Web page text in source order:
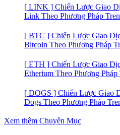
[ LINK ] Chiến Lược Giao
Link Theo Phương Pháp
[ BTC ] Chiến Lược Giao
Bitcoin Theo Phương Pháp
[ ETH ] Chiến Lược Giao
Etherium Theo Phương Pháp
[ DOGS ] Chiến Lược Giao
Dogs Theo Phương Pháp
Yết trên Binance
Xem thêm Chuyên Mục